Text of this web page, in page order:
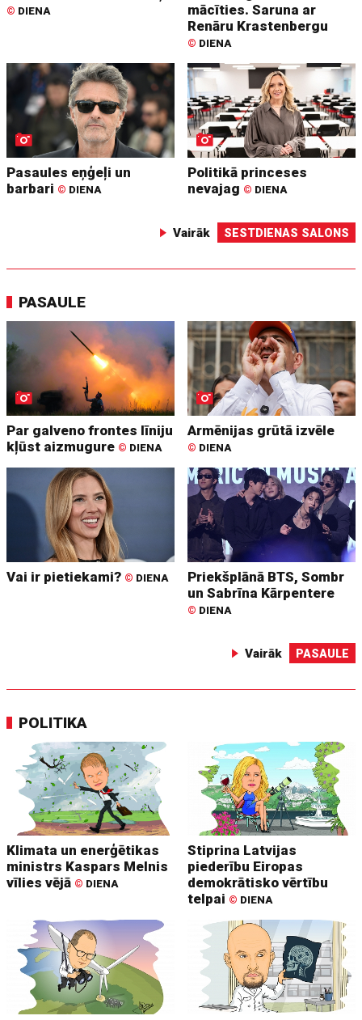
© DIENA
mācīties. Saruna ar
Renāru Krastenbergu
© DIENA
Pasaules eņģeļi un
barbari © DIENA
Politikā princeses
nevajag © DIENA
Vairāk SESTDIENAS SALONS
PASAULE
Par galveno frontes līniju
kļūst aizmugure © DIENA
Armēnijas grūtā izvēle
© DIENA
Vai ir pietiekami? © DIENA
Priekšplānā BTS, Sombr
un Sabrīna Kārpentere
© DIENA
Vairāk PASAULE
POLITIKA
Klimata un enerģētikas
ministrs Kaspars Melnis
vīlies vējā © DIENA
Stiprina Latvijas
piederību Eiropas
demokrātisko vērtību
telpai © DIENA